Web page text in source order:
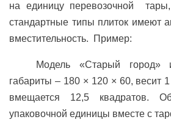
на единицу перевозочной
стандартные типы плиток имеют
вместительность. Пример:
Модель «Старый город»
габариты – 180 × 120 × 60, весит
вмещается 12,5 квадратов.
упаковочной единицы вместе с